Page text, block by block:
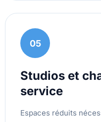
05
Studios et
service
Espaces réduits